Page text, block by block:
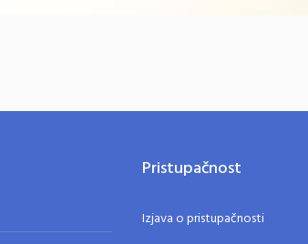
Pristupačnost
Izjava o pristupačnosti